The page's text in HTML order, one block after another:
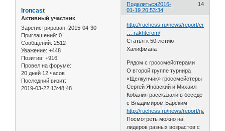
Поделиться 14
2016-
01-19 20:53:34
Ironcast
Активный участник
Зарегистрирован: 2015-04-30
Приглашений: 0
Сообщений: 2512
Уважение: +448
Позитив: +916
Провел на форуме:
20 дней 12 часов
Последний визит:
2019-03-22 13:48:48
http://ruchess.ru/news/report/erudit_s_
… rakhterom/
Статья к 50-летию
Халифмана
Рядом с гроссмейстерами
О второй группе турнира
«Щелкунчик» гроссмейстеры
Сергей Яновский и Михаил
Кобалия рассказали в беседе
с Владимиром Барским
http://ruchess.ru/news/report/
Посмотреть можно на
лидеров разных возрастов с